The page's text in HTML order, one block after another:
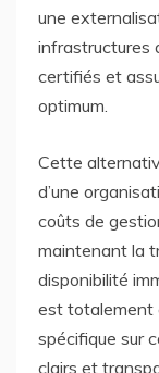
une
infrastructures
certifiés et
optimum.
Cette
d’une
coûts de
maintenant la
disponibilité
est totalement
spécifique sur
clairs et